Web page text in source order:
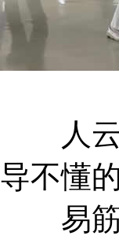
人云
导不懂
易筋